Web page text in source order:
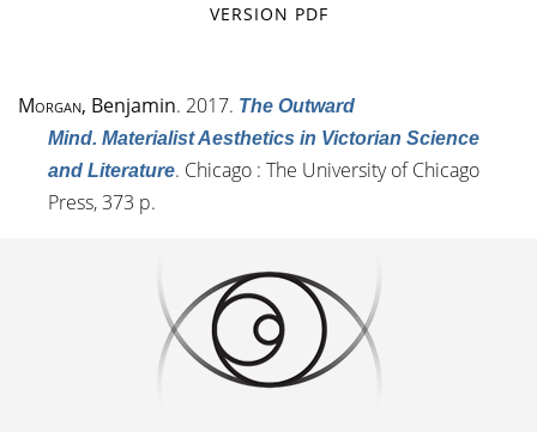
VERSION PDF
Morgan, Benjamin. 2017. The Outward
Mind. Materialist Aesthetics in Victorian Science
and Literature. Chicago : The University of Chicago
Press, 373 p.